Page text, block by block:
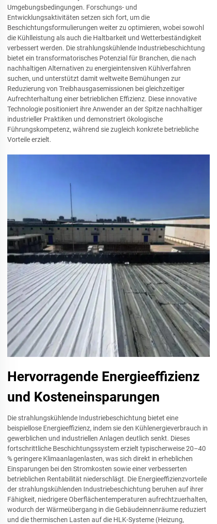
Umgebungsbedingungen. Forschungs- und
Entwicklungsaktivitäten setzen sich fort, um die
Beschichtungsformulierungen weiter zu optimieren, wobei sowohl
die Kühlleistung als auch die Haltbarkeit und Wetterbeständigkeit
verbessert werden. Die strahlungskühlende Industriebeschichtung
bietet ein transformatorisches Potenzial für Branchen, die nach
nachhaltigen Alternativen zu energieintensiven Kühlverfahren
suchen, und unterstützt damit weltweite Bemühungen zur
Reduzierung von Treibhausgasemissionen bei gleichzeitiger
Aufrechterhaltung einer betrieblichen Effizienz. Diese innovative
Technologie positioniert ihre Anwender an der Spitze nachhaltiger
industrieller Praktiken und demonstriert ökologische
Führungskompetenz, während sie zugleich konkrete betriebliche
Vorteile erzielt.
Hervorragende Energieeffizienz
und Kosteneinsparungen
Die strahlungskühlende Industriebeschichtung bietet eine
beispiellose Energieeffizienz, indem sie den Kühlenergieverbrauch in
gewerblichen und industriellen Anlagen deutlich senkt. Dieses
fortschrittliche Beschichtungssystem erzielt typischerweise 20–40
% geringere Klimaanlagenlasten, was sich direkt in erheblichen
Einsparungen bei den Stromkosten sowie einer verbesserten
betrieblichen Rentabilität niederschlägt. Die Energieeffizienzvorteile
der strahlungskühlenden Industriebeschichtung beruhen auf ihrer
Fähigkeit, niedrigere Oberflächentemperaturen aufrechtzuerhalten,
wodurch der Wärmeübergang in die Gebäudeinnenräume reduziert
und die thermischen Lasten auf die HLK-Systeme (Heizung,